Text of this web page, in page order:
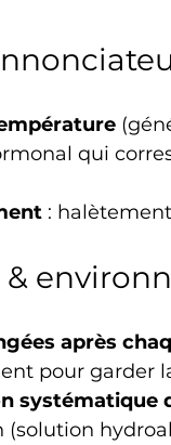
qui
:
&
après
pour garder
systématique